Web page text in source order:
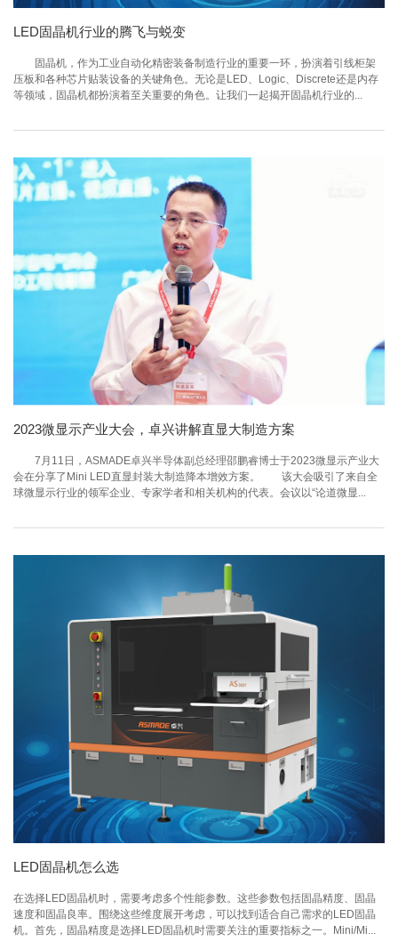
LED固晶机行业的腾飞与蜕变
固晶机，作为工业自动化精密装备制造行业的重要一环，扮演着引线柜架
压板和各种芯片贴装设备的关键角色。无论是LED、Logic、Discrete还是内存
等领域，固晶机都扮演着至关重要的角色。让我们一起揭开固晶机行业的...
2023微显示产业大会，卓兴讲解直显大制造方案
7月11日，ASMADE卓兴半导体副总经理邵鹏睿博士于2023微显示产业大
会在分享了Mini LED直显封装大制造降本增效方案。 该大会吸引了来自全
球微显示行业的领军企业、专家学者和相关机构的代表。会议以“论道微显...
LED固晶机怎么选
在选择LED固晶机时，需要考虑多个性能参数。这些参数包括固晶精度、固晶
速度和固晶良率。围绕这些维度展开考虑，可以找到适合自己需求的LED固晶
机。首先，固晶精度是选择LED固晶机时需要关注的重要指标之一。Mini/Mi...